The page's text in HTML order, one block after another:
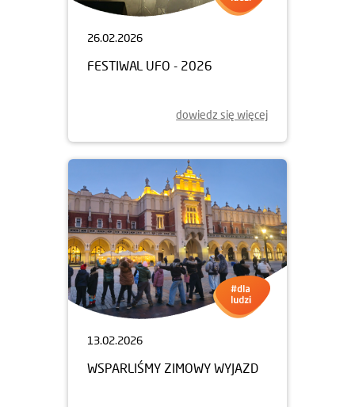
26.02.2026
FESTIWAL UFO - 2026
dowiedz się więcej
13.02.2026
WSPARLIŚMY ZIMOWY WYJAZD